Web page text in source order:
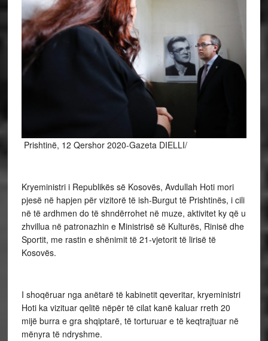
Prishtinë, 12 Qershor 2020-Gazeta DIELLI/
Kryeministri i Republikës së Kosovës, Avdullah Hoti mori
pjesë në hapjen për vizitorë të ish-Burgut të Prishtinës, i cili
në të ardhmen do të shndërrohet në muze, aktivitet ky që u
zhvillua në patronazhin e Ministrisë së Kulturës, Rinisë dhe
Sportit, me rastin e shënimit të 21-vjetorit të lirisë të
Kosovës.
I shoqëruar nga anëtarë të kabinetit qeveritar, kryeministri
Hoti ka vizituar qelitë nëpër të cilat kanë kaluar rreth 20
mijë burra e gra shqiptarë, të torturuar e të keqtrajtuar në
mënyra të ndryshme.